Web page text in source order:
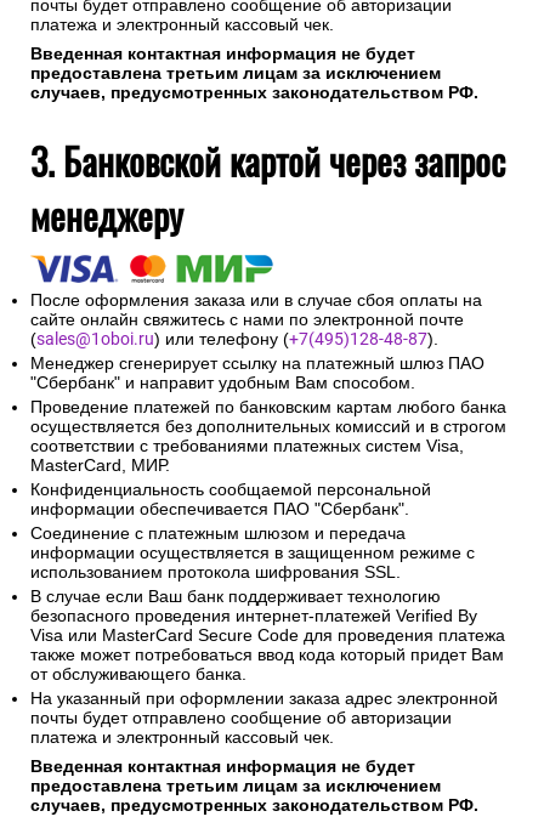
почты будет отправлено сообщение об авторизации
платежа и электронный кассовый чек.
Введенная контактная информация не будет
предоставлена третьим лицам за исключением
случаев, предусмотренных законодательством РФ.
3. Банковской картой через запрос
менеджеру
После оформления заказа или в случае сбоя оплаты на
сайте онлайн свяжитесь с нами по электронной почте
(sales@1oboi.ru) или телефону (+7(495)128-48-87).
Менеджер сгенерирует ссылку на платежный шлюз ПАО
"Сбербанк" и направит удобным Вам способом.
Проведение платежей по банковским картам любого банка
осуществляется без дополнительных комиссий и в строгом
соответствии с требованиями платежных систем Visa,
MasterCard, МИР.
Конфиденциальность сообщаемой персональной
информации обеспечивается ПАО "Сбербанк".
Соединение с платежным шлюзом и передача
информации осуществляется в защищенном режиме с
использованием протокола шифрования SSL.
В случае если Ваш банк поддерживает технологию
безопасного проведения интернет-платежей Verified By
Visa или MasterCard Secure Code для проведения платежа
также может потребоваться ввод кода который придет Вам
от обслуживающего банка.
На указанный при оформлении заказа адрес электронной
почты будет отправлено сообщение об авторизации
платежа и электронный кассовый чек.
Введенная контактная информация не будет
предоставлена третьим лицам за исключением
случаев, предусмотренных законодательством РФ.